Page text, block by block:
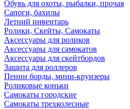
Обувь для охоты, рыбалки, прочая
Сапоги, бахилы
Летний инвентарь
Ролики, Скейты, Самокаты
Аксессуары для роликов
Аксессуары для самокатов
Аксессуары для скейтбордов
Защита для роллеров
Пенни борды, мини-круизеры
Роликовые коньки
Самокаты городские
Самокаты трехколесные